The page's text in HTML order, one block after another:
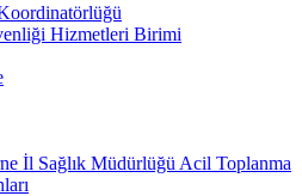
Hizmetleri Birimi
İl Sağlık Müdürlüğü Acil Toplanma